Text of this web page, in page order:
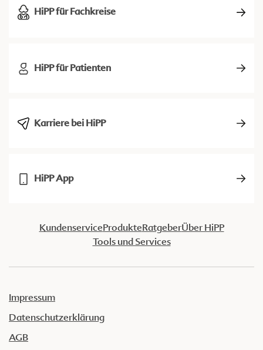
HiPP für Fachkreise
HiPP für Patienten
Karriere bei HiPP
HiPP App
KundenserviceProdukteRatgeberÜber HiPP
Tools und Services
Impressum
Datenschutzerklärung
AGB